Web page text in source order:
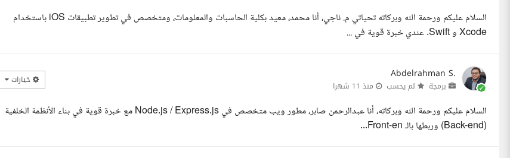
السلام عليكم ورحمة الله وبركاته تحياتي م. ناجي، أنا محمد، معيد بكلية الحاسبات والمعلومات، ومتخصص في تطوير تطبيقات iOS باستخدام
Xcode و Swift. عندي خبرة قوية في ...
Abdelrahman S.
برمجة لم يحسب منذ 11 شهرا خيارات
السلام عليكم ورحمة الله وبركاته، أنا عبدالرحمن صابر، مطور ويب متخصص في Node.js / Express.js مع خبرة قوية في بناء الأنظمة الخلفية
(Back-end) وربطها بالـ Front-en...